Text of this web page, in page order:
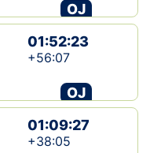
OJ
01:52:23
+56:07
OJ
01:09:27
+38:05